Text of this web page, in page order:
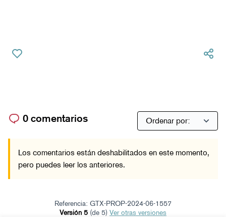
0 comentarios
Los comentarios están deshabilitados en este momento,
pero puedes leer los anteriores.
Referencia: GTX-PROP-2024-06-1557
Versión 5 (de 5) ver otras versiones